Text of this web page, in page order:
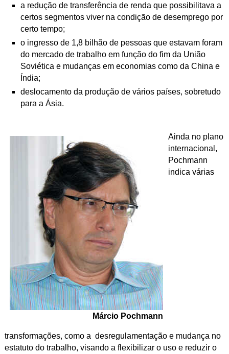
a redução de transferência de renda que possibilitava a
certos segmentos viver na condição de desemprego por
certo tempo;
o ingresso de 1,8 bilhão de pessoas que estavam foram
do mercado de trabalho em função dofim da União
Soviética e mudanças em economias como da China e
Índia;
deslocamento da produção de vários países, sobretudo
para a Ásia.
Márcio Pochmann
Ainda no plano
internacional,
Pochmann
indica várias
transformações, como a desregulamentação e mudança no
estatuto do trabalho, visando a flexibilizar o uso e reduzir o